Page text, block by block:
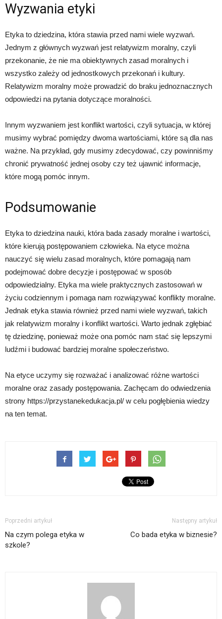
Wyzwania etyki
Etyka to dziedzina, która stawia przed nami wiele wyzwań.
Jednym z głównych wyzwań jest relatywizm moralny, czyli
przekonanie, że nie ma obiektywnych zasad moralnych i
wszystko zależy od jednostkowych przekonań i kultury.
Relatywizm moralny może prowadzić do braku jednoznacznych
odpowiedzi na pytania dotyczące moralności.
Innym wyzwaniem jest konflikt wartości, czyli sytuacja, w której
musimy wybrać pomiędzy dwoma wartościami, które są dla nas
ważne. Na przykład, gdy musimy zdecydować, czy powinniśmy
chronić prywatność jednej osoby czy też ujawnić informacje,
które mogą pomóc innym.
Podsumowanie
Etyka to dziedzina nauki, która bada zasady moralne i wartości,
które kierują postępowaniem człowieka. Na etyce można
nauczyć się wielu zasad moralnych, które pomagają nam
podejmować dobre decyzje i postępować w sposób
odpowiedzialny. Etyka ma wiele praktycznych zastosowań w
życiu codziennym i pomaga nam rozwiązywać konflikty moralne.
Jednak etyka stawia również przed nami wiele wyzwań, takich
jak relatywizm moralny i konflikt wartości. Warto jednak zgłębiać
tę dziedzinę, ponieważ może ona pomóc nam stać się lepszymi
ludźmi i budować bardziej moralne społeczeństwo.
Na etyce uczymy się rozważać i analizować różne wartości
moralne oraz zasady postępowania. Zachęcam do odwiedzenia
strony https://przystanekedukacja.pl/ w celu pogłębienia wiedzy
na ten temat.
Poprzedni artykuł
Na czym polega etyka w
szkole?
Następny artykuł
Co bada etyka w biznesie?